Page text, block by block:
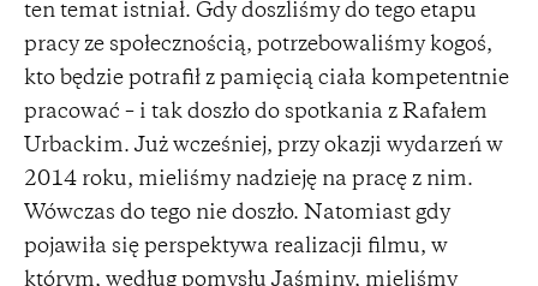
ten temat istniał. Gdy doszliśmy do tego etapu
pracy ze społecznością, potrzebowaliśmy kogoś,
kto będzie potrafił z pamięcią ciała kompetentnie
pracować – i tak doszło do spotkania z Rafałem
Urbackim. Już wcześniej, przy okazji wydarzeń w
2014 roku, mieliśmy nadzieję na pracę z nim.
Wówczas do tego nie doszło. Natomiast gdy
pojawiła się perspektywa realizacji filmu, w
którym, według pomysłu Jaśminy, mieliśmy